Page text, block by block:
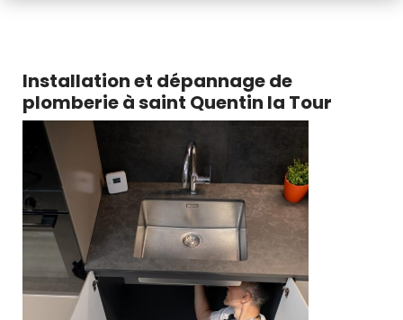
Installation et dépannage de
plomberie à saint Quentin la Tour